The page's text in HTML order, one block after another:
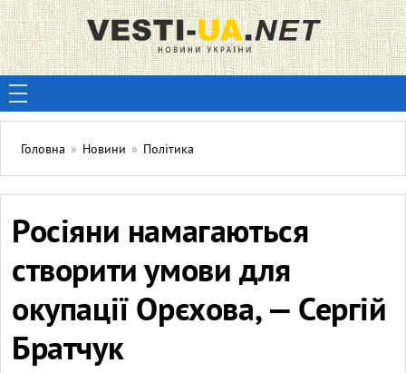
Головна » Новини » Політика
Росіяни намагаються
створити умови для
окупації Орєхова, — Сергій
Братчук